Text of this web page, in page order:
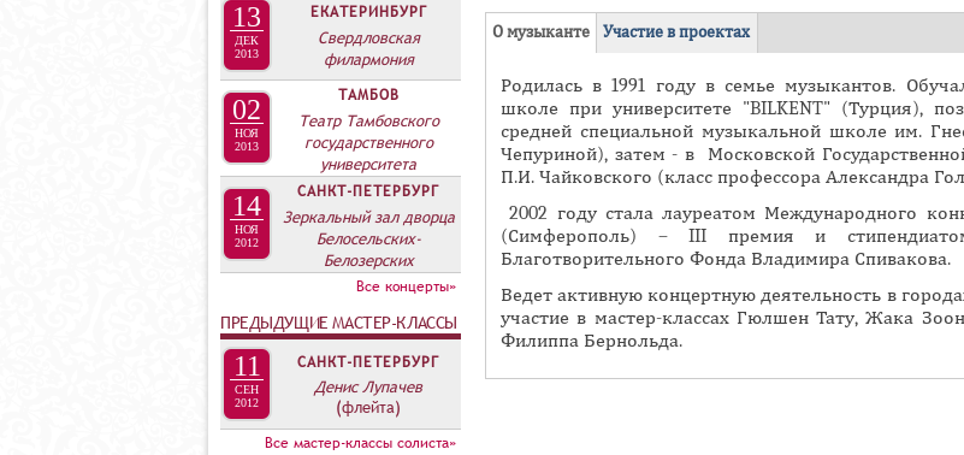
Г
П
П
Д
О
О музыканте(
а
к
т
и
в
а
я
в
к
л
а
Участие в проектах
Родилась в 1991 году в семье музыкантов.
школе при университете "BILKENT" (Турция),
средней специальной музыкальной школе им.
Чепуриной), затем - в Московской
П.И. Чайковского (класс профессора Александра
2002 году стала лауреатом Международного
(Симферополь) – III премия и
Благотворительного Фонда Владимира Спивакова.
Ведет активную концертную деятельность в
участие в мастер-классах Гюлшен Тату, Жака
Филиппа Бернольда.
13
ДЕК
2013
ЕКАТЕРИНБУРГ
Свердловская
филармония
02
НОЯ
2013
ТАМБОВ
Театр Тамбовского
государственного
университета
14
НОЯ
2012
САНКТ-ПЕТЕРБУРГ
Зеркальный зал дворца
Белосельских-
Белозерских
Все концерты»
ПРЕДЫДУЩИЕ МАСТЕР-КЛАССЫ
11
СЕН
2012
САНКТ-ПЕТЕРБУРГ
Денис Лупачев
(флейта)
Все мастер-классы солиста»